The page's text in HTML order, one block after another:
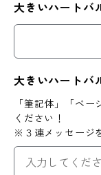
大きいハートバ
大きいハートバ
「筆記体」「ベ
ください！
※３連メッセージ